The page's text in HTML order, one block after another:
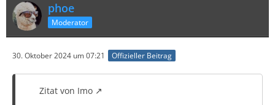
phoe
Moderator
30. Oktober 2024 um 07:21 Offizieller Beitrag
Zitat von Imo